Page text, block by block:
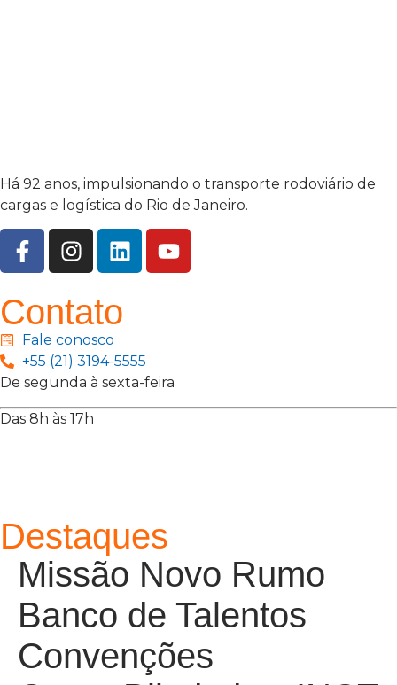
Há 92 anos, impulsionando o transporte rodoviário de
cargas e logística do Rio de Janeiro.
Contato
Fale conosco
+55 (21) 3194-5555
De segunda à sexta-feira
Das 8h às 17h
Destaques
Missão Novo Rumo
Banco de Talentos
Convenções